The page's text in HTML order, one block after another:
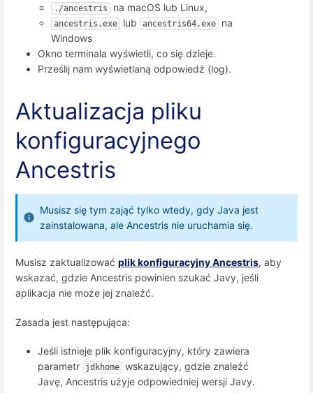
./ancestris na macOS lub Linux,
ancestris.exe lub ancestris64.exe
na
Windows
Okno terminala wyświetli, co się dzieje.
Prześlij nam wyświetlaną odpowiedź (log).
Aktualizacja pliku
konfiguracyjnego
Ancestris
Musisz się tym zająć tylko wtedy, gdy Java jest
zainstalowana, ale Ancestris nie uruchamia się.
Musisz zaktualizować plik konfiguracyjny Ancestris, aby
wskazać, gdzie Ancestris powinien szukać Javy, jeśli
aplikacja nie może jej znaleźć.
Zasada jest następująca:
Jeśli istnieje plik konfiguracyjny, który zawiera
parametr
jdkhome wskazujący, gdzie znaleźć
Javę, Ancestris użyje odpowiedniej wersji Javy.